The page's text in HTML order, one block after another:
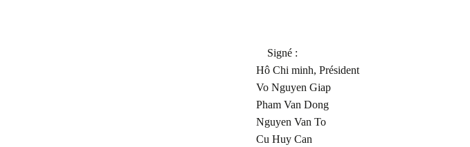
Signé :
Hô Chi minh, Président
Vo Nguyen Giap
Pham Van Dong
Nguyen Van To
Cu Huy Can